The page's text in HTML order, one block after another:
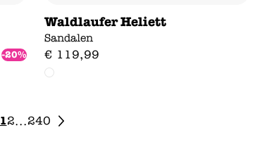
-20%
Waldlaufer Heliett
Sandalen
€ 119,99
12...240